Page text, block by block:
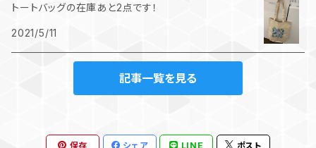
トートバッグの在庫あと2点です！
2021/5/11
記事一覧を見る
保存 シェア LINE ポスト